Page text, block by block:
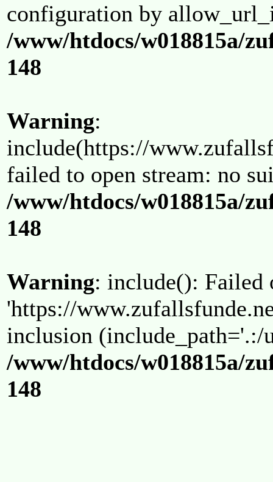
configuration by
/www/htdocs/w018815a/
148
Warning:
include(https://
failed to open stream: no
/www/htdocs/w018815a/
148
Warning: include(): Failed
'https://
inclusion (include_path='.:/
/www/htdocs/w018815a/
148